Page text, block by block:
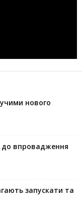
нового
до впровадження
запускaти та